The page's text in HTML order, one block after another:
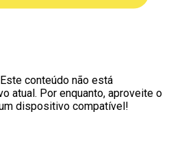
Este conteúdo não está
atual. Por enquanto, aproveite o
dispositivo compatível!